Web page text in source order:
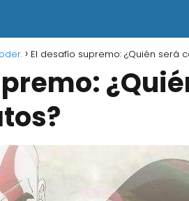
El desafío supremo: ¿Quién será